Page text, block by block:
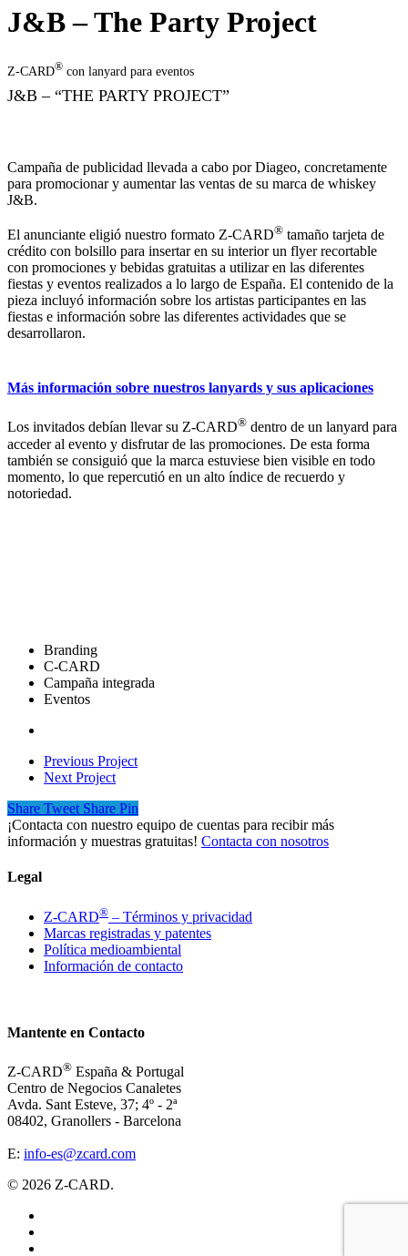
Search
J&B – The Party Project
Z-CARD® con lanyard para eventos
J&B – “THE PARTY PROJECT”
Campaña de publicidad llevada a cabo por Diageo, concretamente
para promocionar y aumentar las ventas de su marca de whiskey
J&B.
El anunciante eligió nuestro formato Z-CARD® tamaño tarjeta de
crédito con bolsillo para insertar en su interior un flyer recortable
con promociones y bebidas gratuitas a utilizar en las diferentes
fiestas y eventos realizados a lo largo de España. El contenido de la
pieza incluyó información sobre los artistas participantes en las
fiestas e información sobre las diferentes actividades que se
desarrollaron.
Más información sobre nuestros lanyards y sus aplicaciones
Los invitados debían llevar su Z-CARD® dentro de un lanyard para
acceder al evento y disfrutar de las promociones. De esta forma
también se consiguió que la marca estuviese bien visible en todo
momento, lo que repercutió en un alto índice de recuerdo y
notoriedad.
Branding
C-CARD
Campaña integrada
Eventos
Previous Project
Next Project
Share Tweet Share Pin
¡Contacta con nuestro equipo de cuentas para recibir más
información y muestras gratuitas! Contacta con nosotros
Legal
Z-CARD® – Términos y privacidad
Marcas registradas y patentes
Política medioambiental
Información de contacto
Mantente en Contacto
Z-CARD® España & Portugal
Centro de Negocios Canaletes
Avda. Sant Esteve, 37; 4º - 2ª
08402, Granollers - Barcelona
E: info-es@zcard.com
© 2026 Z-CARD.